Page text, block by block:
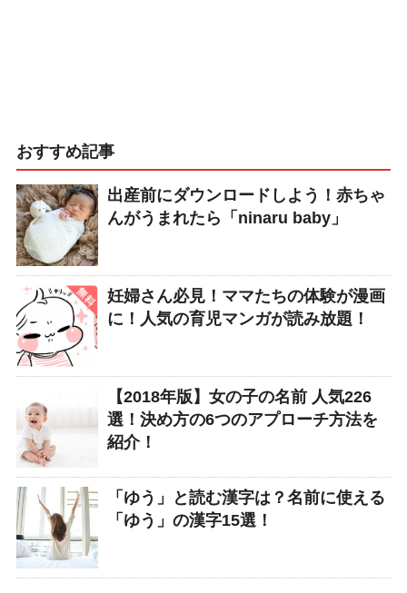
おすすめ記事
出産前にダウンロードしよう！赤ちゃ
んがうまれたら「ninaru baby」
妊婦さん必見！ママたちの体験が漫画
に！人気の育児マンガが読み放題！
【2018年版】女の子の名前 人気226
選！決め方の6つのアプローチ方法を
紹介！
「ゆう」と読む漢字は？名前に使える
「ゆう」の漢字15選！